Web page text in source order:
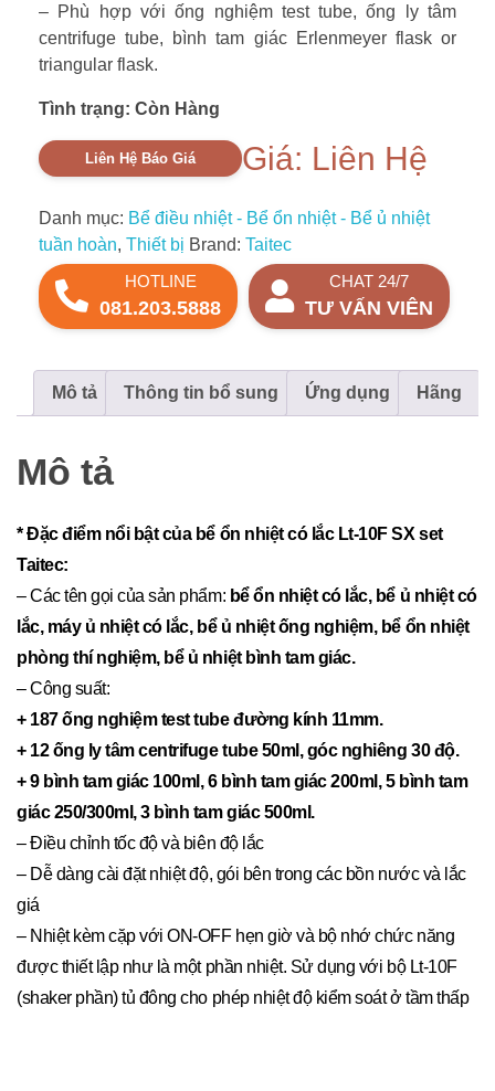
Tình trạng: Còn Hàng
Giá: Liên Hệ
Liên Hệ Báo Giá
– Phù hợp với ống nghiệm test tube, ống ly tâm
centrifuge tube, bình tam giác Erlenmeyer flask or
triangular flask.
HOTLINE
081.203.5888
CHAT 24/7
TƯ VẤN VIÊN
Danh mục: Bể điều nhiệt - Bể ổn nhiệt - Bể ủ nhiệt
tuần hoàn, Thiết bị Brand: Taitec
Mô tả Thông tin bổ sung Ứng dụng Hãng
Mô tả
* Đặc điểm nổi bật của bể ổn nhiệt có lắc Lt-10F SX set
Taitec:
– Các tên gọi của sản phẩm: bể ổn nhiệt có lắc, bể ủ nhiệt có
lắc, máy ủ nhiệt có lắc, bể ủ nhiệt ống nghiệm, bể ổn nhiệt
phòng thí nghiệm, bể ủ nhiệt bình tam giác.
– Công suất:
+ 187 ống nghiệm test tube đường kính 11mm.
+ 12 ống ly tâm centrifuge tube 50ml, góc nghiêng 30 độ.
+ 9 bình tam giác 100ml, 6 bình tam giác 200ml, 5 bình tam
giác 250/300ml, 3 bình tam giác 500ml.
– Điều chỉnh tốc độ và biên độ lắc
– Dễ dàng cài đặt nhiệt độ, gói bên trong các bồn nước và lắc
giá
– Nhiệt kèm cặp với ON-OFF hẹn giờ và bộ nhớ chức năng
được thiết lập như là một phần nhiệt. Sử dụng với bộ Lt-10F
(shaker phần) tủ đông cho phép nhiệt độ kiểm soát ở tầm thấp